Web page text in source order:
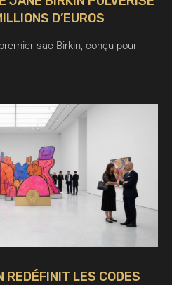
D’EUROS
sac Birkin, conçu pour
REDÉFINIT LES CODES